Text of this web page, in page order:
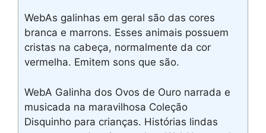
WebAs galinhas em geral são das cores
branca e marrons. Esses animais possuem
cristas na cabeça, normalmente da cor
vermelha. Emitem sons que são.
WebA Galinha dos Ovos de Ouro narrada e
musicada na maravilhosa Coleção
Disquinho para crianças. Histórias lindas